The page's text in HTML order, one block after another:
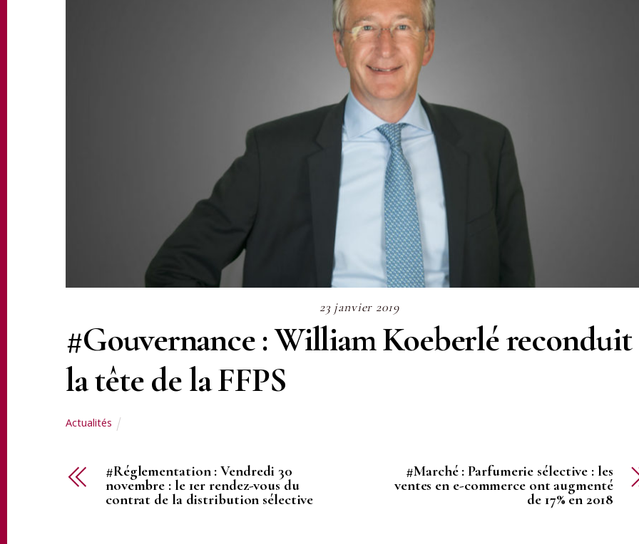
23 janvier 2019
#Gouvernance : William Koeberlé reconduit
la tête de la FFPS
Actualités
#Réglementation : Vendredi 30
novembre : le 1er rendez-vous du
contrat de la distribution sélective
#Marché : Parfumerie sélective : les
ventes en e-commerce ont augmenté
de 17% en 2018